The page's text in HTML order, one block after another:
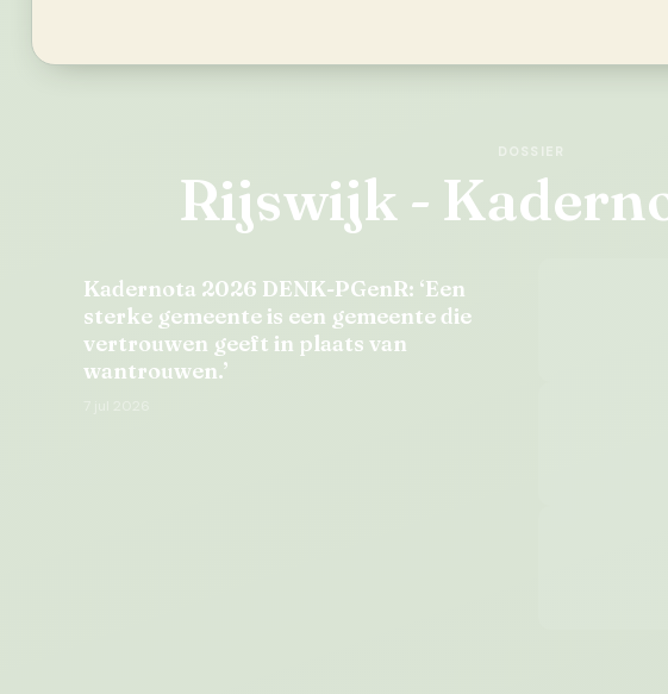
Rijswijk -
Kadernota 2026 DENK-PGenR: ‘Een
sterke gemeente is een gemeente die
vertrouwen geeft in plaats van
wantrouwen.’